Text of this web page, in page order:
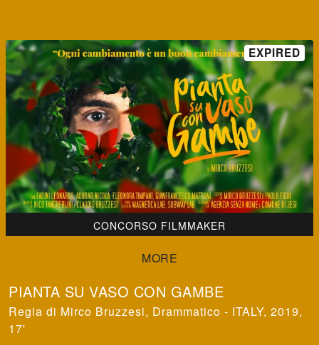
CONCORSO FILMMAKER
PIANTA SU VASO CON GAMBE
Mirco Bruzzesi, Drammatico - ITALY, 2019,
17'